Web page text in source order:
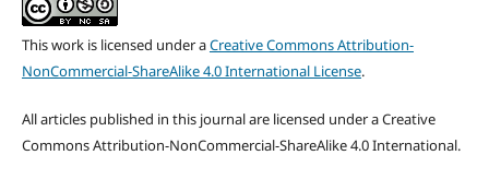
This work is licensed under aCreative Commons Attribution-
NonCommercial-ShareAlike 4.0 International License.
All articles published in this journal are licensed under a Creative
Commons Attribution-NonCommercial-ShareAlike 4.0 International.